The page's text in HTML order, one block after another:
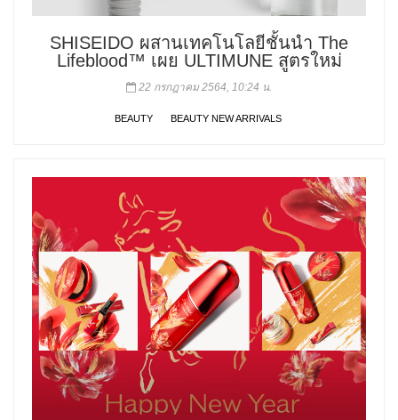
SHISEIDO ผสานเทคโนโลยีชั้นนำ The
Lifeblood™ เผย ULTIMUNE สูตรใหม่
22 กรกฎาคม 2564, 10:24 น.
BEAUTY BEAUTY NEW ARRIVALS